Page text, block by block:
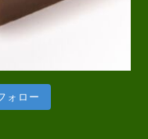
ォロー